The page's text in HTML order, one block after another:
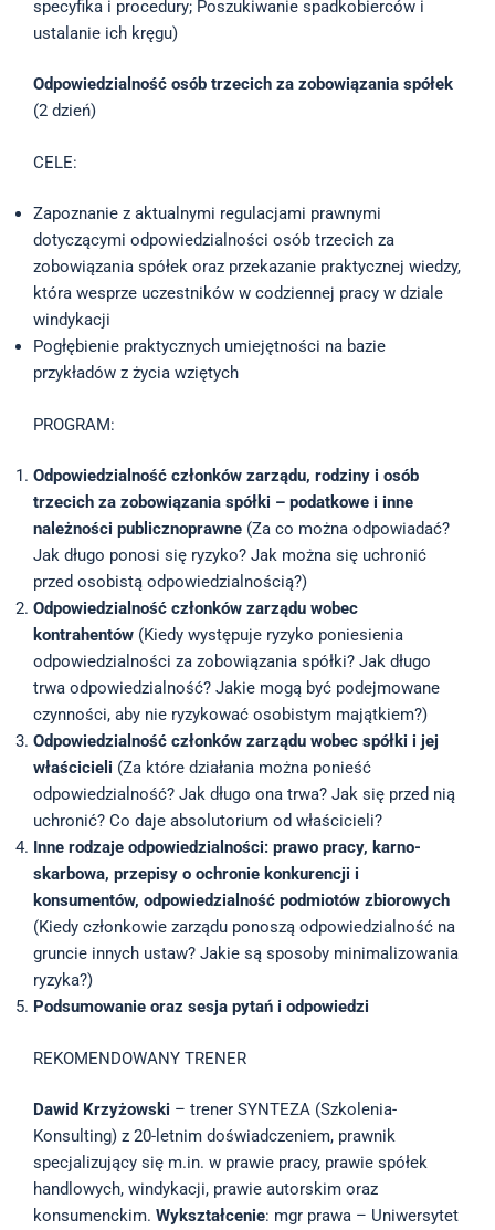
specyfika i procedury; Poszukiwanie spadkobierców i
ustalanie ich kręgu)
Odpowiedzialność osób trzecich za zobowiązania spółek
(2 dzień)
CELE:
Zapoznanie z aktualnymi regulacjami prawnymi
dotyczącymi odpowiedzialności osób trzecich za
zobowiązania spółek oraz przekazanie praktycznej wiedzy,
która wesprze uczestników w codziennej pracy w dziale
windykacji
Pogłębienie praktycznych umiejętności na bazie
przykładów z życia wziętych
PROGRAM:
Odpowiedzialność członków zarządu, rodziny i osób
trzecich za zobowiązania spółki – podatkowe i inne
należności publicznoprawne (Za co można odpowiadać?
Jak długo ponosi się ryzyko? Jak można się uchronić
przed osobistą odpowiedzialnością?)
Odpowiedzialność członków zarządu wobec
kontrahentów (Kiedy występuje ryzyko poniesienia
odpowiedzialności za zobowiązania spółki? Jak długo
trwa odpowiedzialność? Jakie mogą być podejmowane
czynności, aby nie ryzykować osobistym majątkiem?)
Odpowiedzialność członków zarządu wobec spółki i jej
właścicieli (Za które działania można ponieść
odpowiedzialność? Jak długo ona trwa? Jak się przed nią
uchronić? Co daje absolutorium od właścicieli?
Inne rodzaje odpowiedzialności: prawo pracy, karno-
skarbowa, przepisy o ochronie konkurencji i
konsumentów, odpowiedzialność podmiotów zbiorowych
(Kiedy członkowie zarządu ponoszą odpowiedzialność na
gruncie innych ustaw? Jakie są sposoby minimalizowania
ryzyka?)
Podsumowanie oraz sesja pytań i odpowiedzi
REKOMENDOWANY TRENER
Dawid Krzyżowski – trener SYNTEZA (Szkolenia-
Konsulting) z 20-letnim doświadczeniem, prawnik
specjalizujący się m.in. w prawie pracy, prawie spółek
handlowych, windykacji, prawie autorskim oraz
konsumenckim. Wykształcenie: mgr prawa – Uniwersytet